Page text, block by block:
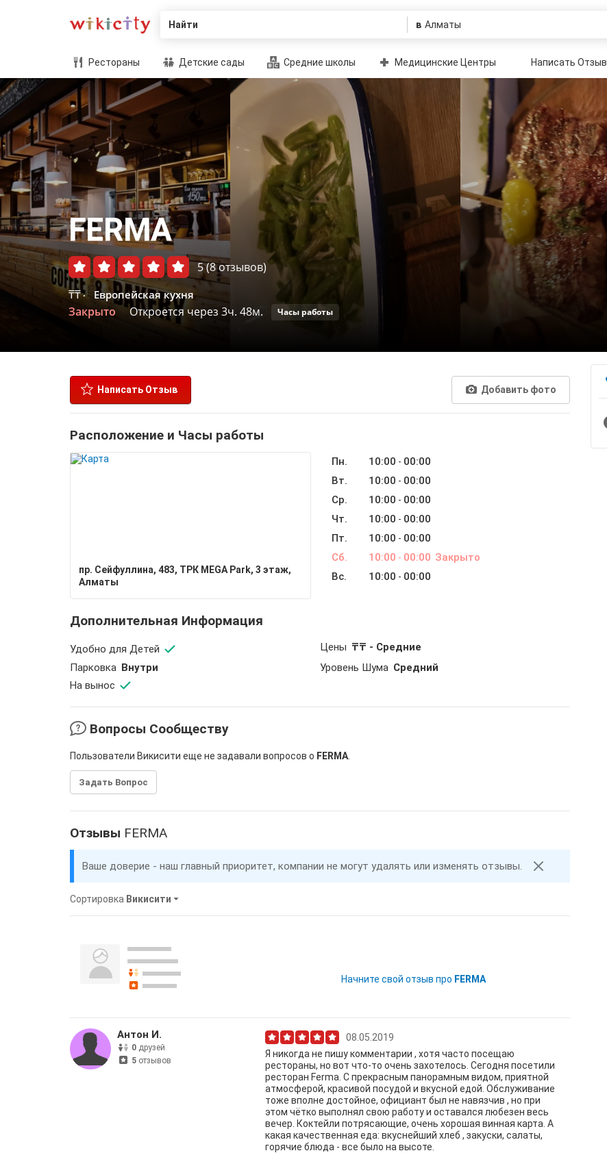
Найти в
Рестораны Детские сады Средние школы Медицинские Центры Написать Отзыв
FERMA
5(8 отзывов)
₸₸
Европейская кухня
Закрыто Откроется через 3ч. 48м. Часы работы
Написать Отзыв Добавить фото
Расположение и Часы работы
пр. Сейфуллина, 483, ТРК MEGA Park, 3 этаж,
Алматы
Пн. 10:00 - 00:00
Вт.
10:00 - 00:00
Ср.
10:00 - 00:00
Чт.
10:00 - 00:00
Пт.
10:00 - 00:00
Сб.
10:00 - 00:00 Закрыто
Вс.
10:00 - 00:00
Дополнительная Информация
Удобно для Детей Цены ₸₸ - Средние
Парковка Внутри Уровень Шума Средний
На вынос
Вопросы Сообществу
Пользователи Викисити еще не задавали вопросов о FERMA
Задать Вопрос
Отзывы FERMA
Ваше доверие - наш главный приоритет, компании не могут удалять или изменять отзывы.
Сортировка Викисити
Начните свой отзыв про FERMA
Антон И.
0 друзей
5 отзывов
08.05.2019
Я никогда не пишу комментарии , хотя часто посещаю
рестораны, но вот что-то очень захотелось. Сегодня посетили
ресторан Ferma. С прекрасным панорамным видом, приятной
атмосферой, красивой посудой и вкусной едой. Обслуживание
тоже вполне достойное, официант был не навязчив , но при
этом чётко выполнял свою работу и оставался любезен весь
вечер. Коктейли потрясающие, очень хорошая винная карта. А
какая качественная еда: вкуснейший хлеб , закуски, салаты,
горячие блюда - все было на высоте.